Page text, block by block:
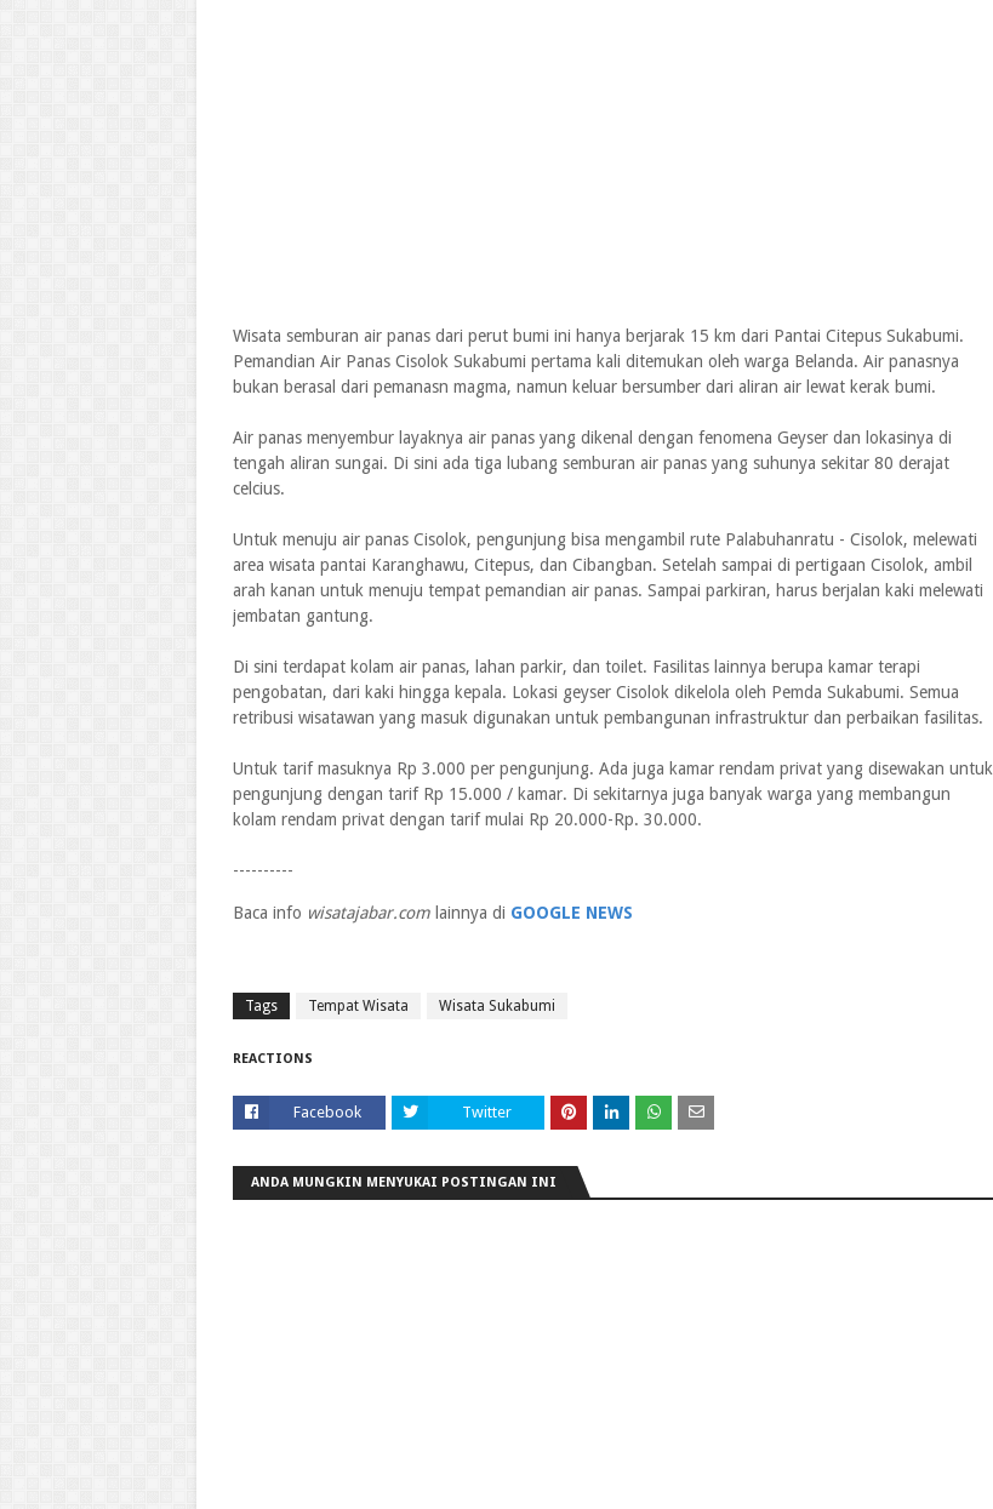
Wisata semburan air panas dari perut bumi ini hanya berjarak 15 km dari Pantai Citepus Sukabumi.
Pemandian Air Panas Cisolok Sukabumi pertama kali ditemukan oleh warga Belanda. Air panasnya
bukan berasal dari pemanasn magma, namun keluar bersumber dari aliran air lewat kerak bumi.
Air panas menyembur layaknya air panas yang dikenal dengan fenomena Geyser dan lokasinya di
tengah aliran sungai. Di sini ada tiga lubang semburan air panas yang suhunya sekitar 80 derajat
celcius.
Untuk menuju air panas Cisolok, pengunjung bisa mengambil rute Palabuhanratu - Cisolok, melewati
area wisata pantai Karanghawu, Citepus, dan Cibangban. Setelah sampai di pertigaan Cisolok, ambil
arah kanan untuk menuju tempat pemandian air panas. Sampai parkiran, harus berjalan kaki melewati
jembatan gantung.
Di sini terdapat kolam air panas, lahan parkir, dan toilet. Fasilitas lainnya berupa kamar terapi
pengobatan, dari kaki hingga kepala. Lokasi geyser Cisolok dikelola oleh Pemda Sukabumi. Semua
retribusi wisatawan yang masuk digunakan untuk pembangunan infrastruktur dan perbaikan fasilitas.
Untuk tarif masuknya Rp 3.000 per pengunjung. Ada juga kamar rendam privat yang disewakan untuk
pengunjung dengan tarif Rp 15.000 / kamar. Di sekitarnya juga banyak warga yang membangun
kolam rendam privat dengan tarif mulai Rp 20.000-Rp. 30.000.
----------
Baca info wisatajabar.com lainnya di GOOGLE NEWS
Tags Tempat Wisata Wisata Sukabumi
REACTIONS
Facebook Twitter
ANDA MUNGKIN MENYUKAI POSTINGAN INI